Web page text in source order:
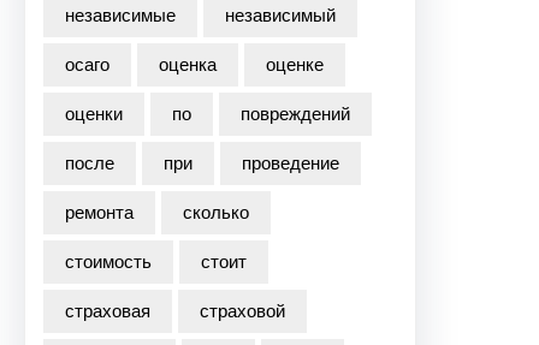
независимые
независимый
осаго
оценка
оценке
оценки
по
повреждений
после
при
проведение
ремонта
сколько
стоимость
стоит
страховая
страховой